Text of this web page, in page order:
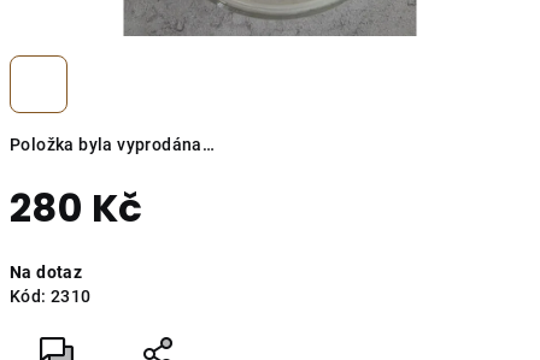
Položka byla vyprodána…
280 Kč
cena:
Na dotaz
Kód: 2310